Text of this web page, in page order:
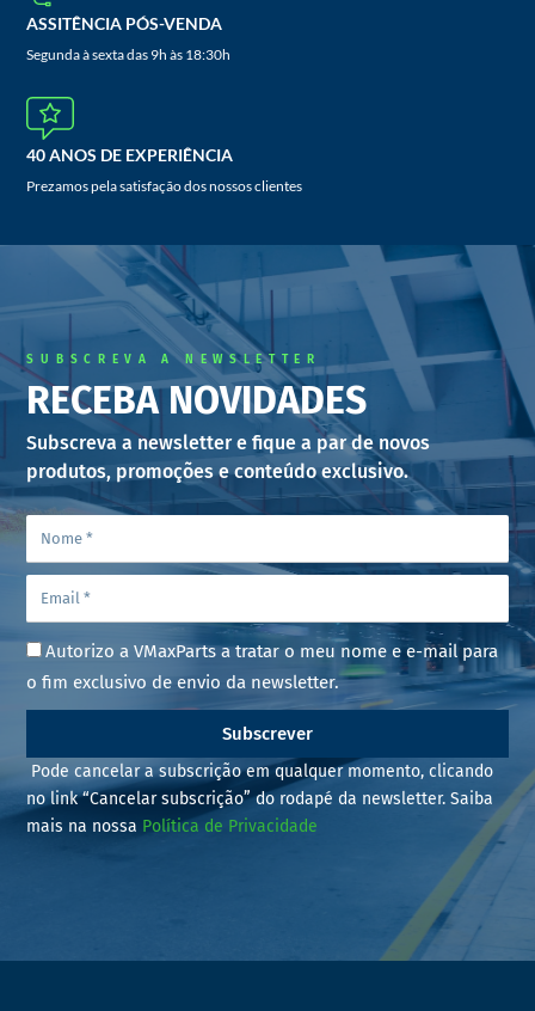
ASSITÊNCIA PÓS-VENDA
Segunda à sexta das 9h às 18:30h
40 ANOS DE EXPERIÊNCIA
Prezamos pela satisfação dos nossos clientes
SUBSCREVA A NEWSLETTER
RECEBA NOVIDADES
Subscreva a newsletter e fique a par de novos
produtos, promoções e conteúdo exclusivo.
Autorizo a VMaxParts a tratar o meu nome e e-mail para
o fim exclusivo de envio da newsletter.
Subscrever
Pode cancelar a subscrição em qualquer momento, clicando
no link “Cancelar subscrição” do rodapé da newsletter. Saiba
mais na nossa Política de Privacidade